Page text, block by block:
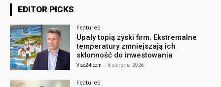
EDITOR PICKS
Featured
Upały topią zyski firm. Ekstremalne
temperatury zmniejszają ich
skłonność do inwestowania
Viso24.com - 6 sierpnia 2026
Featured